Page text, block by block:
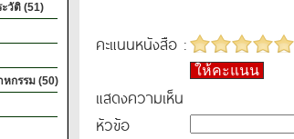
วัติ (51)
หกรรม (50)
คะแนนหนังสือ :
ให้คะแนน
แสดงความเห็น
หัวข้อ